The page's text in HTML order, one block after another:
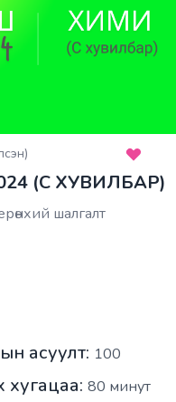
(C ХУВИЛБАР)
шалгалт
асуулт: 100
хугацаа: 80 минут